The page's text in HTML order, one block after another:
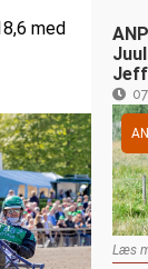
med
Læs